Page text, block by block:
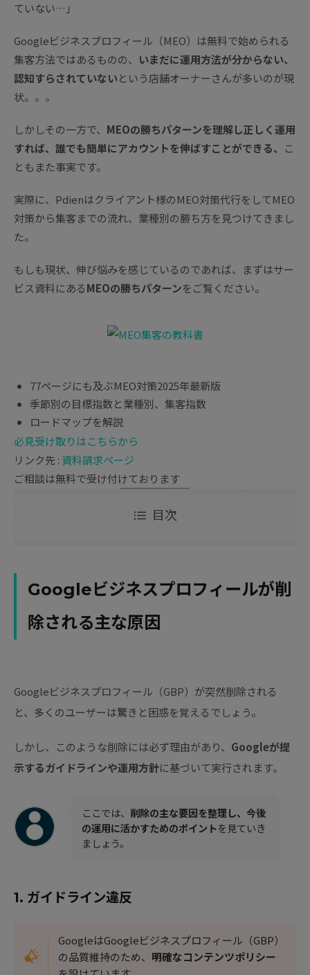
ていない…」
Googleビジネスプロフィール（MEO）は無料で始められる
集客方法ではあるものの、 いまだに運用方法が分からない、
認知すらされていないという店舗オーナーさんが多いのが現
状。。。
しかしその一方で、 MEOの勝ちパターンを理解し正しく運用
すれば、誰でも簡単にアカウントを伸ばすことができる、
こ
ともまた事実です。
実際に、Pdienはクライアント様のMEO対策代行をしてMEO
対策から集客までの流れ、業種別の勝ち方を見つけてきまし
た。
もしも現状、伸び悩みを感じているのであれば、まずはサー
ビス資料にあるMEOの勝ちパターンをご覧ください。
77ページにも及ぶMEO対策2025年最新版
季節別の目標指数と業種別、集客指数
ロードマップを解説
必見受け取りはこちらから
リンク先 : 資料請求ページ
ご相談は無料で受け付けております
目次
Googleビジネスプロフィールが削
除される主な原因
Googleビジネスプロフィール（GBP）が突然削除される
と、多くのユーザーは驚きと困惑を覚えるでしょう。
しかし、このような削除には必ず理由があり、 Googleが提
示するガイドラインや運用方針に基づいて実行されます。
ここでは、 削除の主な要因を整理し、今後
の運用に活かすためのポイントを見ていき
ましょう。
1. ガイドライン違反
GoogleはGoogleビジネスプロフィール（GBP）
の品質維持のため、 明確なコンテンツポリシー